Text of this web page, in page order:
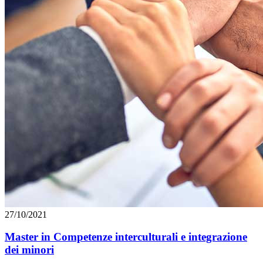
27/10/2021
Master in Competenze interculturali e integrazione
dei minori